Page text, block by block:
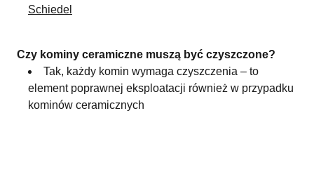
Schiedel
Czy kominy ceramiczne muszą być czyszczone?
Tak, każdy komin wymaga czyszczenia – to
element poprawnej eksploatacji również w przypadku
kominów ceramicznych